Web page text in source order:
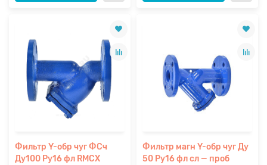
Фильтр Y-обр чуг ФСч
Ду100 Ру16 фл RMCX
Фильтр магн Y-обр чуг Ду
50 Ру16 фл сл — проб